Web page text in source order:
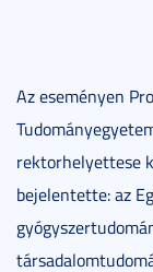
Az eseményen
rektorhelyettese
bejelentette: az